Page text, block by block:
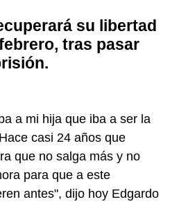
su libertad
tras pasar
a mi hija que iba a ser la
casi 24 años que
que no salga más y no
para que a este
antes", dijo hoy Edgardo